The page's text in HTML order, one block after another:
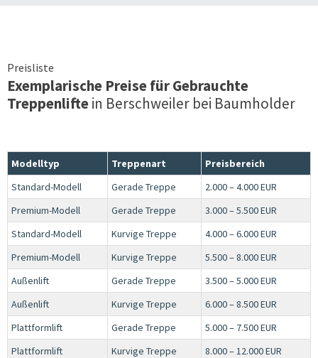
Preisliste
Exemplarische Preise für Gebrauchte
Treppenliftein Berschweiler bei Baumholder
Modelltyp Treppenart
Preisbereich
Standard-Modell
Gerade Treppe
2.000 – 4.000 EUR
Premium-Modell
Gerade Treppe
3.000 – 5.500 EUR
Standard-Modell
Kurvige Treppe
4.000 – 6.000 EUR
Premium-Modell
Kurvige Treppe
5.500 – 8.000 EUR
Außenlift
Gerade Treppe
3.500 – 5.000 EUR
Außenlift
Kurvige Treppe
6.000 – 8.500 EUR
Plattformlift
Gerade Treppe
5.000 – 7.500 EUR
Plattformlift
Kurvige Treppe 8.000 – 12.000 EUR